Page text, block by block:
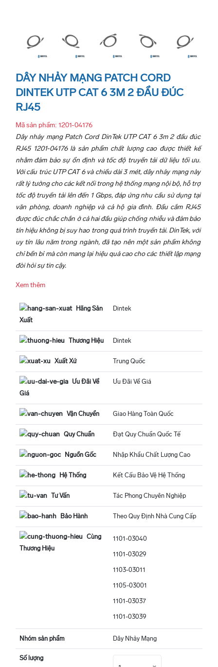
DÂY NHẢY MẠNG PATCH CORD
DINTEK UTP CAT 6 3M 2 ĐẦU ĐÚC
RJ45
Mã sản phẩm: 1201-04176
Dây nhảy mạng Patch Cord DinTek UTP CAT 6 3m 2 đầu đúc
RJ45 1201-04176 là sản phẩm chất lượng cao được thiết kế
nhằm đảm bảo sự ổn định và tốc độ truyền tải dữ liệu tối ưu.
Với cấu trúc UTP CAT 6 và chiều dài 3 mét, dây nhảy mạng này
rất lý tưởng cho các kết nối trong hệ thống mạng nội bộ, hỗ trợ
tốc độ truyền tải lên đến 1 Gbps, đáp ứng nhu cầu sử dụng tại
văn phòng, doanh nghiệp và cả hộ gia đình. Đầu cắm RJ45
được đúc chắc chắn ở cả hai đầu giúp chống nhiễu và đảm bảo
tín hiệu không bị suy hao trong quá trình truyền tải. DinTek, với
uy tín lâu năm trong ngành, đã tạo nên một sản phẩm không
chỉ bền bỉ mà còn mang lại hiệu quả cao cho các thiết lập mạng
đòi hỏi sự tin cậy.
Xem thêm
Hãng Sản
Xuất
Dintek
Thương Hiệu Dintek
Xuất Xứ Trung Quốc
Ưu Đãi Về
Giá
Ưu Đãi Về Giá
Vận Chuyển Giao Hàng Toàn Quốc
Quy Chuẩn Đạt Quy Chuẩn Quốc Tế
Nguồn Gốc Nhập Khẩu Chất Lượng Cao
Hệ Thống Kết Cấu Bảo Vệ Hệ Thống
Tư Vấn Tác Phong Chuyên Nghiệp
Bảo Hành Theo Quy Định Nhà Cung Cấp
Cùng
Thương Hiệu
1101-03040
1101-03029
1103-03011
1105-03001
1101-03037
1101-03039
Nhóm sản phẩm Dây Nhảy Mạng
Số lượng